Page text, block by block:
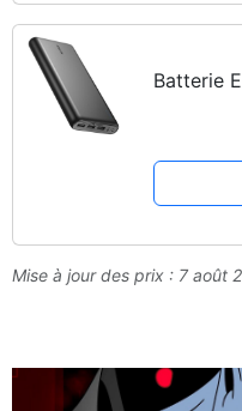
Batterie
Mise à jour des prix : 7 août